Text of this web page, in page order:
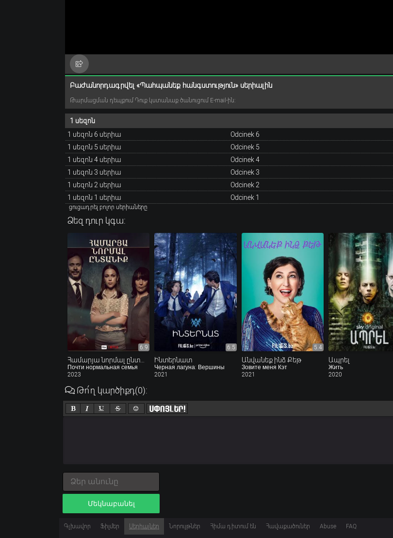
Բաժանորդագրվել «Պահպանեք հանգստություն» սերիալին
Թարմացման դեպքում Դուք կստանաք ծանուցում E-mail-ին:
1 սեզոն
1 սեզոն 6 սերիա
Odcinek 6
1 սեզոն 5 սերիա
Odcinek 5
1 սեզոն 4 սերիա
Odcinek 4
1 սեզոն 3 սերիա
Odcinek 3
1 սեզոն 2 սերիա
Odcinek 2
1 սեզոն 1 սերիա
Odcinek 1
ցուցադրել բոլոր սերիաները
Ձեզ դուր կգա:
6.9
Почти нормальная семья
2023
6.5
Ինտերնատ
Черная лагуна: Вершины
2021
5.4
Անվանեք ինձ Քեթ
Зовите меня Кэт
2021
Ապրել
Жить
2020
Թո՛ղ կարծիքդ(0):
Մեկնաբանել
Գլխավոր Ֆիլմեր Սերիալներ Նորույթներ Հիմա դիտում են Հավաքածուներ Abuse FAQ